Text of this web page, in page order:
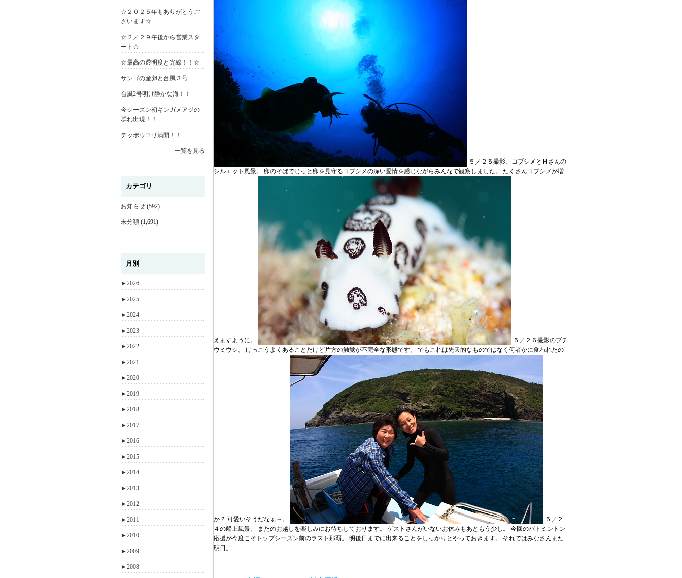
☆２０２５年もありがとうご
ざいます☆
☆２／２９午後から営業スタ
ート☆
☆最高の透明度と光線！！☆
サンゴの産卵と台風３号
台風2号明け静かな海！！
今シーズン初ギンガメアジの
群れ出現！！
テッポウユリ満開！！
一覧を見る
カテゴリ
お知らせ (592)
未分類 (1,691)
月別
►2026
►2025
►2024
►2023
►2022
►2021
►2020
►2019
►2018
►2017
►2016
►2015
►2014
►2013
►2012
►2011
►2010
►2009
►2008
５／２５撮影、コブシメとＨさんの
シルエット風景。 卵のそばでじっと卵を見守るコブシメの深い愛情を感じながらみんなで観察しました。 たくさんコブシメが増
えますように。
５／２６撮影のブチ
ウミウシ。 けっこうよくあることだけど片方の触覚が不完全な形態です。 でもこれは先天的なものではなく何者かに食われたの
か？ 可愛いそうだなぁ～。
５／２
４の船上風景。 またのお越しを楽しみにお待ちしております。 ゲストさんがいないお休みもあともう少し。 今回のバトミントン
応援が今度こそトップシーズン前のラスト那覇。 明後日までに出来ることをしっかりとやっておきます。 それではみなさんまた
明日。